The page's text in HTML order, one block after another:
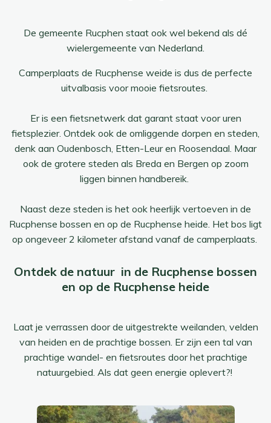
De gemeente Rucphen staat ook wel bekend als dé
wielergemeente van Nederland.
Camperplaats de Rucphense weide is dus de perfecte
uitvalbasis voor mooie fietsroutes.
Er is een fietsnetwerk dat garant staat voor uren
fietsplezier. Ontdek ook de omliggende dorpen en steden,
denk aan Oudenbosch, Etten-Leur en Roosendaal. Maar
ook de grotere steden als Breda en Bergen op zoom
liggen binnen handbereik.
Naast deze steden is het ook heerlijk vertoeven in de
Rucphense bossen en op de Rucphense heide. Het bos ligt
op ongeveer 2 kilometer afstand vanaf de camperplaats.
Ontdek de natuur in de Rucphense bossen
en op de Rucphense heide
Laat je verrassen door de uitgestrekte weilanden, velden
van heiden en de prachtige bossen. Er zijn een tal van
prachtige wandel- en fietsroutes door het prachtige
natuurgebied. Als dat geen energie oplevert?!